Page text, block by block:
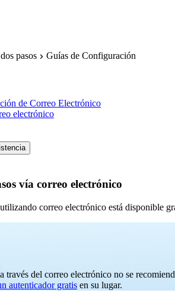
pasos Guías de Configuración
de Correo Electrónico
electrónico
vía correo electrónico
correo electrónico está disponible
través del correo electrónico no se
autenticador gratis en su lugar.